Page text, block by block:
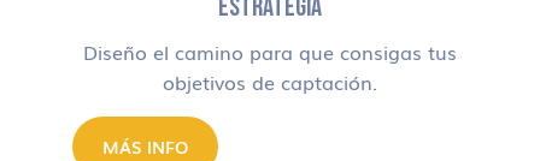
ESTRATEGIA
Diseño el camino para que consigas tus
objetivos de captación.
MÁS INFO